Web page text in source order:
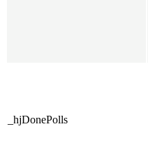
_hjDonePolls